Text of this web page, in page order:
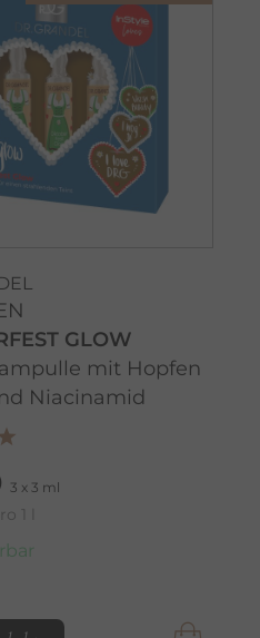
GLOW
mit Hopfen
Niacinamid
3 x 3 ml
1 l